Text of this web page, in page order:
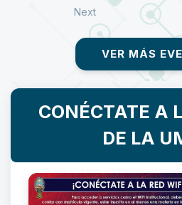
Next
VER MÁS
CONÉCTATE A
DE LA